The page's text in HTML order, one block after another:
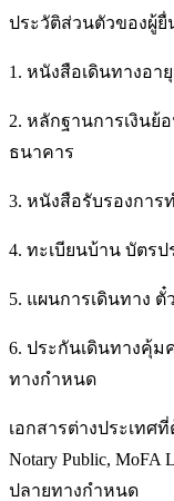
ประวัติส่วนตัวของผู้ยื่
1. หนังสือเดินทางอา
2. หลักฐานการเงินย้
ธนาคาร
3. หนังสือรับรองการ
4. ทะเบียนบ้าน บัตร
5. แผนการเดินทาง
6. ประกันเดินทางคุ้ม
ทางกำหนด
เอกสารต่างประเทศ
Notary Public,
ปลายทางกำหนด